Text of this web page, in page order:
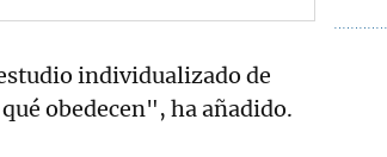
individualizado de
obedecen", ha añadido.